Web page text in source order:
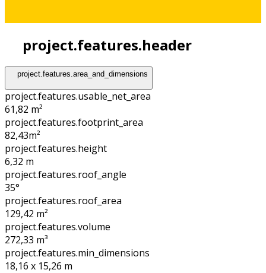
project.features.header
project.features.area_and_dimensions
project.features.usable_net_area
61,82 m²
project.features.footprint_area
82,43m²
project.features.height
6,32 m
project.features.roof_angle
35°
project.features.roof_area
129,42 m²
project.features.volume
272,33 m³
project.features.min_dimensions
18,16 x 15,26 m